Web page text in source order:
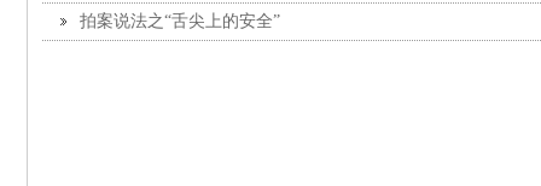
拍案说法之“舌尖上的安全”